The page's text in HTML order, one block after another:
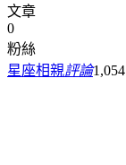
文章
0
粉絲
星座相親評論1,054